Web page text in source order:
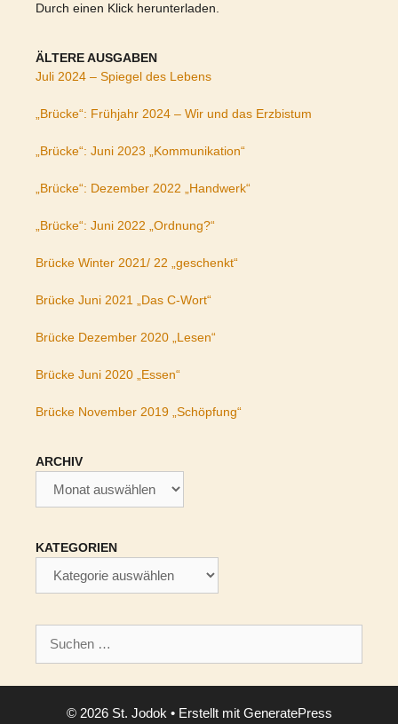
Durch einen Klick herunterladen.
ÄLTERE AUSGABEN
Juli 2024 – Spiegel des Lebens
„Brücke“: Frühjahr 2024 – Wir und das Erzbistum
„Brücke“: Juni 2023 „Kommunikation“
„Brücke“: Dezember 2022 „Handwerk“
„Brücke“: Juni 2022 „Ordnung?“
Brücke Winter 2021/ 22 „geschenkt“
Brücke Juni 2021 „Das C-Wort“
Brücke Dezember 2020 „Lesen“
Brücke Juni 2020 „Essen“
Brücke November 2019 „Schöpfung“
ARCHIV
KATEGORIEN
nach:
© 2026 St. Jodok • Erstellt mit GeneratePress